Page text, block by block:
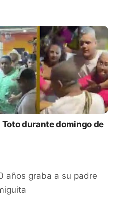
Toto durante domingo de